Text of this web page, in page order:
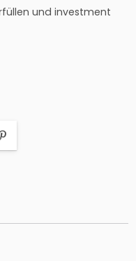
und investment